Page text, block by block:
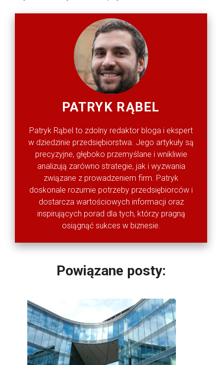
PATRYK RĄBEL
Patryk Rąbel to zdolny redaktor bloga i ekspert
w dziedzinie przedsiębiorstwa. Jego artykuły są
precyzyjne, głęboko przemyślane i wnikliwie
analizują zarówno strategie, jak i wyzwania
związane z prowadzeniem firm. Patryk
doskonale rozumie potrzeby przedsiębiorców i
dostarcza wartościowych informacji oraz
inspirujących porad dla tych, którzy pragną
osiągnąć sukces w biznesie.
Powiązane posty: